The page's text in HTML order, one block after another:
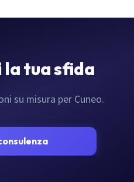
la tua sfida
su misura per Cuneo.